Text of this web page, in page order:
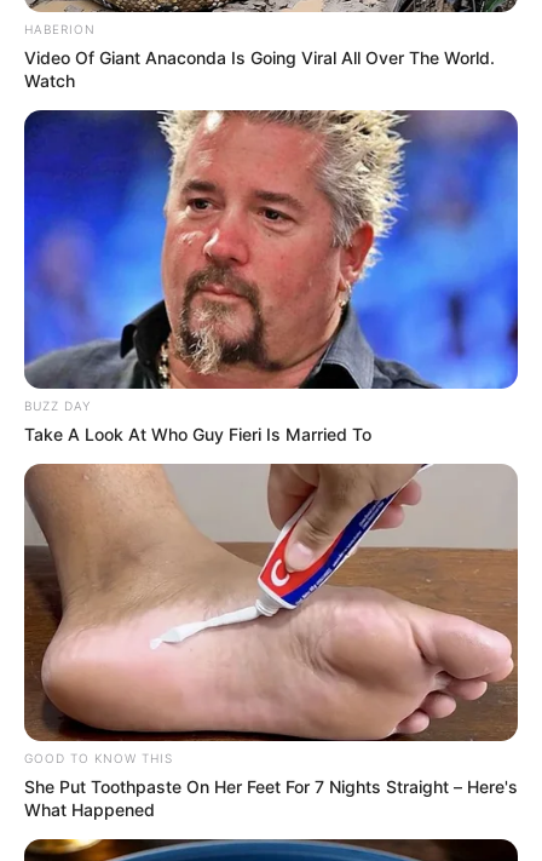
MANTÉNGASE EN ALERTA
Tenemos todas las noticias que le
interesan. Para estar bien informado, por
favor, active las notificaciones de Alerta.
ACTIVAR AHORA
TEMAS DESTACADOS
RECIBO DEL AGUA
LOCALIDAD DE USAQUÉN
CUNDINAMARCA
DESAPARECIDOS
CORTES DE LUZ
LOCALIDAD DE ENGATIVÁ
REGIOTRAM DE OCCIDENTE
LOCALIDAD DE SUBA
HABERION
Video Of Giant Anaconda Is Going Viral All Over The World.
Watch
BUZZ DAY
Take A Look At Who Guy Fieri Is Married To
GOOD TO KNOW THIS
She Put Toothpaste On Her Feet For 7 Nights Straight – Here's
What Happened